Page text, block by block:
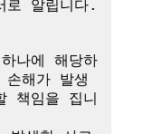
로 알립니다.
나에 해당하
해가 발생
책임을 집니